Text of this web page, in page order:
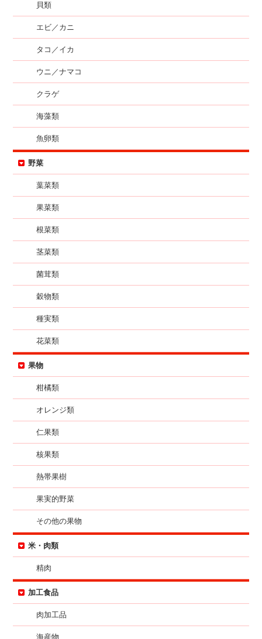
貝類
エビ／カニ
タコ／イカ
ウニ／ナマコ
クラゲ
海藻類
魚卵類
野菜
葉菜類
果菜類
根菜類
茎菜類
菌茸類
穀物類
種実類
花菜類
果物
柑橘類
オレンジ類
仁果類
核果類
熱帯果樹
果実的野菜
その他の果物
米・肉類
精肉
加工食品
肉加工品
海産物